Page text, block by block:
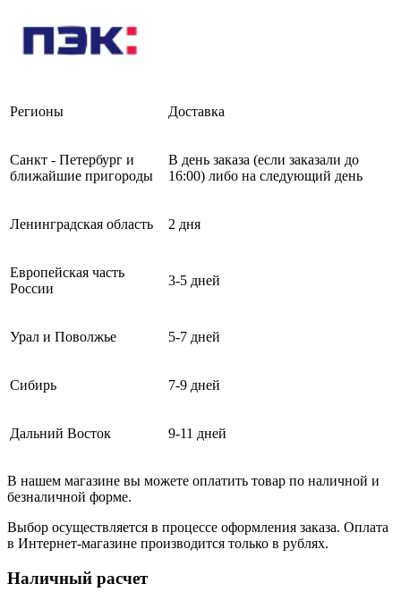
Регионы Доставка
Санкт - Петербург и
ближайшие пригороды
В день заказа (если заказали до
16:00) либо на следующий день
Ленинградская область 2 дня
Европейская часть
России
3-5 дней
Урал и Поволжье 5-7 дней
Сибирь 7-9 дней
Дальний Восток 9-11 дней
В нашем магазине вы можете оплатить товар по наличной и
безналичной форме.
Выбор осуществляется в процессе оформления заказа. Оплата
в Интернет-магазине производится только в рублях.
Наличный расчет